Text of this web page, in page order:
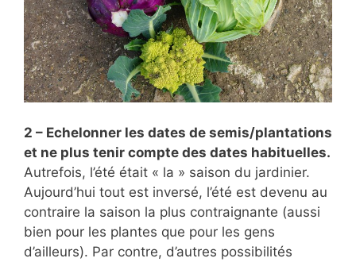
2 – Echelonner les dates de semis/plantations
et ne plus tenir compte des dates habituelles.
Autrefois, l’été était « la » saison du jardinier.
Aujourd’hui tout est inversé, l’été est devenu au
contraire la saison la plus contraignante (aussi
bien pour les plantes que pour les gens
d’ailleurs). Par contre, d’autres possibilités